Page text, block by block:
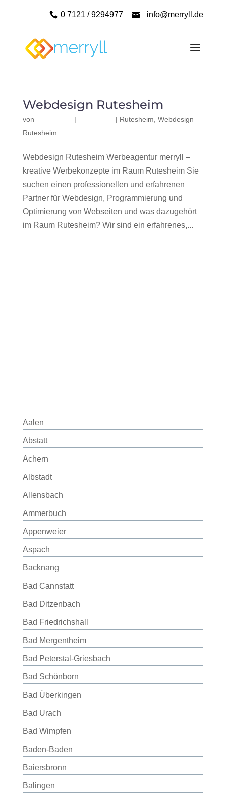
0 7121 / 9294977 info@merryll.de
Webdesign Rutesheim
von | | Rutesheim Webdesign
Rutesheim
Webdesign Rutesheim Werbeagentur merryll –
kreative Werbekonzepte im Raum Rutesheim Sie
suchen einen professionellen und erfahrenen
Partner für Webdesign, Programmierung und
Optimierung von Webseiten und was dazugehört
im Raum Rutesheim? Wir sind ein erfahrenes,...
Aalen
Abstatt
Achern
Albstadt
Allensbach
Ammerbuch
Appenweier
Aspach
Backnang
Bad Cannstatt
Bad Ditzenbach
Bad Friedrichshall
Bad Mergentheim
Bad Peterstal-Griesbach
Bad Schönborn
Bad Überkingen
Bad Urach
Bad Wimpfen
Baden-Baden
Baiersbronn
Balingen